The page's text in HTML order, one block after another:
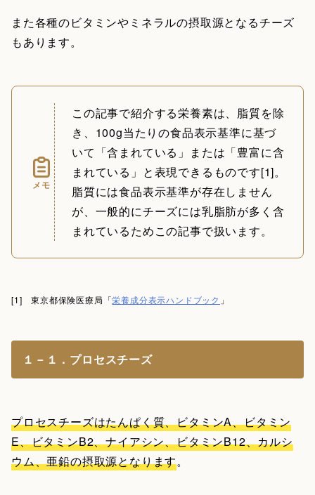
また各種のビタミンやミネラルの摂取源となるチーズ
もあります。
メモ
この記事で紹介する栄養素は、脂質を除
き、100g当たりの食品表示基準に基づ
いて「含まれている」または「豊富に含
まれている」と表現できるものです[1]。
脂質には食品表示基準が存在しません
が、一般的にチーズには乳脂肪が多く含
まれているためこの記事で扱います。
[1] 東京都保険医療局「栄養成分表示ハンドブック 」
１－１．プロセスチーズ
プロセスチーズはたんぱく質、ビタミンA、ビタミン
E、ビタミンB2、ナイアシン、ビタミンB12、カルシ
ウム、亜鉛の摂取源となります。